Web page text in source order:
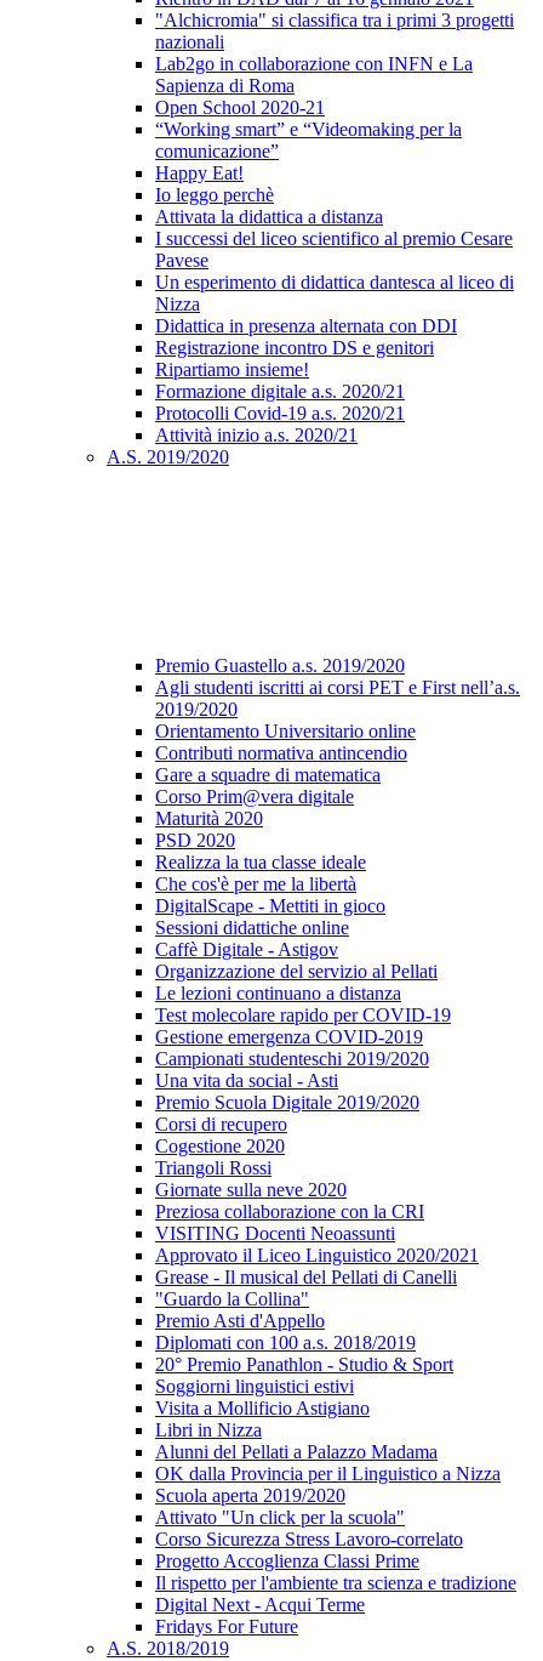
"Alchicromia" si classifica tra i primi 3 progetti
nazionali
Lab2go in collaborazione con INFN e La
Sapienza di Roma
Open School 2020-21
“Working smart” e “Videomaking per la
comunicazione”
Happy Eat!
Io leggo perchè
Attivata la didattica a distanza
I successi del liceo scientifico al premio Cesare
Pavese
Un esperimento di didattica dantesca al liceo di
Nizza
Didattica in presenza alternata con DDI
Registrazione incontro DS e genitori
Ripartiamo insieme!
Formazione digitale a.s. 2020/21
Protocolli Covid-19 a.s. 2020/21
Attività inizio a.s. 2020/21
A.S. 2019/2020
Premio Guastello a.s. 2019/2020
Agli studenti iscritti ai corsi PET e First nell’a.s.
2019/2020
Orientamento Universitario online
Contributi normativa antincendio
Gare a squadre di matematica
Corso Prim@vera digitale
Maturità 2020
PSD 2020
Realizza la tua classe ideale
Che cos'è per me la libertà
DigitalScape - Mettiti in gioco
Sessioni didattiche online
Caffè Digitale - Astigov
Organizzazione del servizio al Pellati
Le lezioni continuano a distanza
Test molecolare rapido per COVID-19
Gestione emergenza COVID-2019
Campionati studenteschi 2019/2020
Una vita da social - Asti
Premio Scuola Digitale 2019/2020
Corsi di recupero
Cogestione 2020
Triangoli Rossi
Giornate sulla neve 2020
Preziosa collaborazione con la CRI
VISITING Docenti Neoassunti
Approvato il Liceo Linguistico 2020/2021
Grease - Il musical del Pellati di Canelli
"Guardo la Collina"
Premio Asti d'Appello
Diplomati con 100 a.s. 2018/2019
20° Premio Panathlon - Studio & Sport
Soggiorni linguistici estivi
Visita a Mollificio Astigiano
Libri in Nizza
Alunni del Pellati a Palazzo Madama
OK dalla Provincia per il Linguistico a Nizza
Scuola aperta 2019/2020
Attivato "Un click per la scuola"
Corso Sicurezza Stress Lavoro-correlato
Progetto Accoglienza Classi Prime
Il rispetto per l'ambiente tra scienza e tradizione
Digital Next - Acqui Terme
Fridays For Future
A.S. 2018/2019